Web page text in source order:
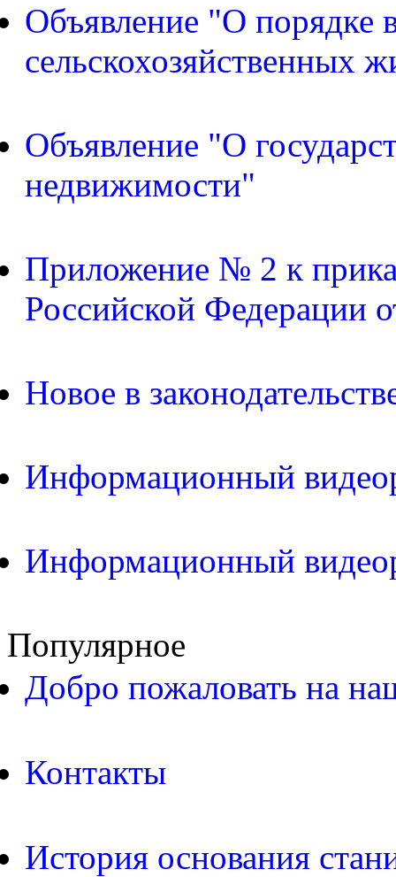
Объявление "О порядке
сельскохозяйственных
Объявление "О
недвижимости"
Приложение № 2 к
Российской Федерации
Новое в
Информационный
Информационный
Популярное
Добро пожаловать на
Контакты
История основания